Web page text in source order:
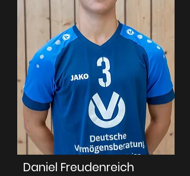
Daniel Freudenreich